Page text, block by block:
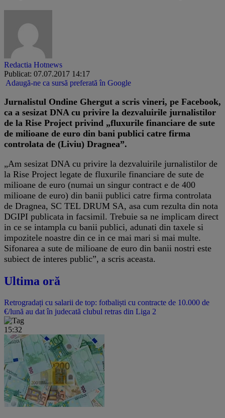
Redactia Hotnews
Publicat: 07.07.2017 14:17
Adaugă-ne ca sursă preferată în Google
Jurnalistul Ondine Ghergut a scris vineri, pe Facebook,
ca a sesizat DNA cu privire la dezvaluirile jurnalistilor
de la Rise Project privind „fluxurile financiare de sute
de milioane de euro din bani publici catre firma
controlata de (Liviu) Dragnea”.
„Am sesizat DNA cu privire la dezvaluirile jurnalistilor de
la Rise Project legate de fluxurile financiare de sute de
milioane de euro (numai un singur contract e de 400
milioane de euro) din banii publici catre firma controlata
de Dragnea, SC TEL DRUM SA, asa cum rezulta din nota
DGIPI publicata in facsimil. Trebuie sa ne implicam direct
in ce se intampla cu banii publici, adunati din taxele si
impozitele noastre din ce in ce mai mari si mai multe.
Sifonarea a sute de milioane de euro din banii nostri este
subiect de interes public”, a scris aceasta.
Ultima oră
Retrogradați cu salarii de top: fotbaliști cu contracte de 10.000 de
€/lună au dat în judecată clubul retras din Liga 2
15:32